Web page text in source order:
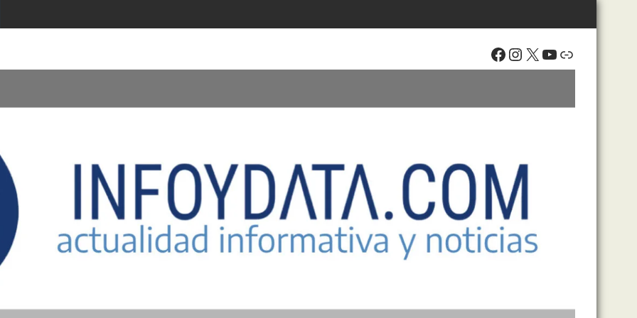
Facebook
Instagram
X YouTube
Enlace